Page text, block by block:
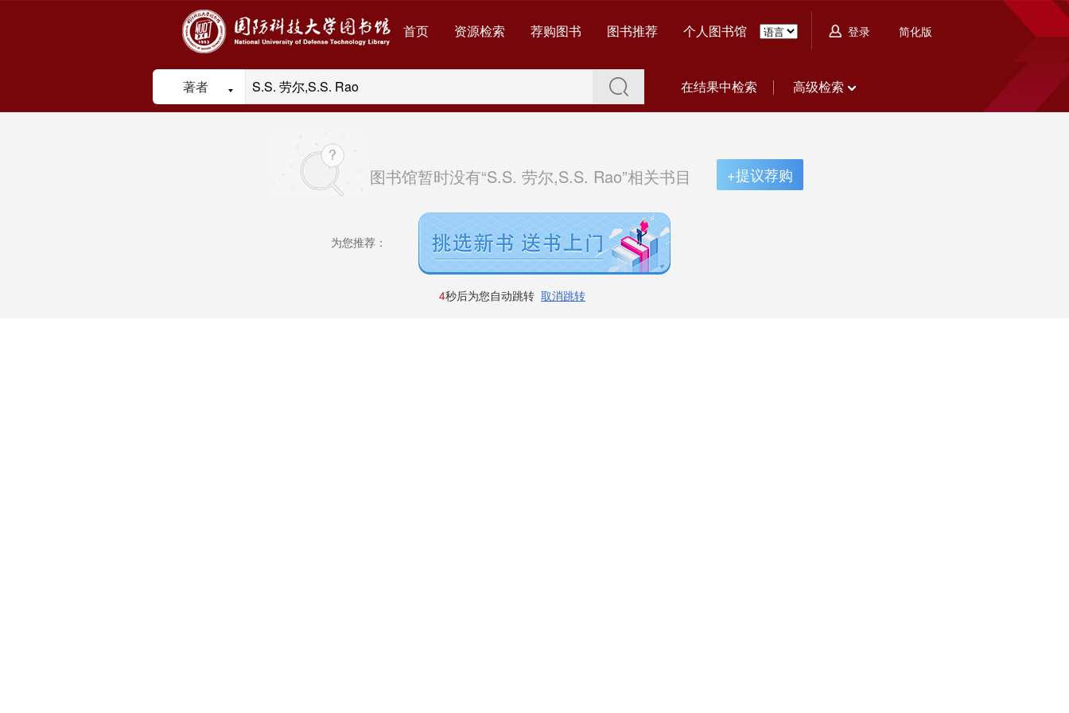
首页 资源检索 荐购图书 图书推荐 个人图书馆 登录 简化版
著者 在结果中检索 高级检索
图书馆暂时没有“S.S. 劳尔,S.S. Rao”相关书目 +提议荐购
为您推荐：
4秒后为您自动跳转 取消跳转